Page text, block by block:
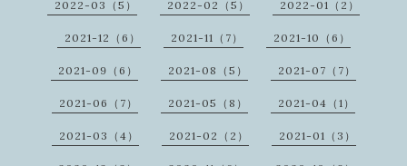
2022-03（5） 2022-02（5） 2022-01（2）
2021-12（6） 2021-11（7） 2021-10（6）
2021-09（6） 2021-08（5） 2021-07（7）
2021-06（7） 2021-05（8） 2021-04（1）
2021-03（4） 2021-02（2） 2021-01（3）